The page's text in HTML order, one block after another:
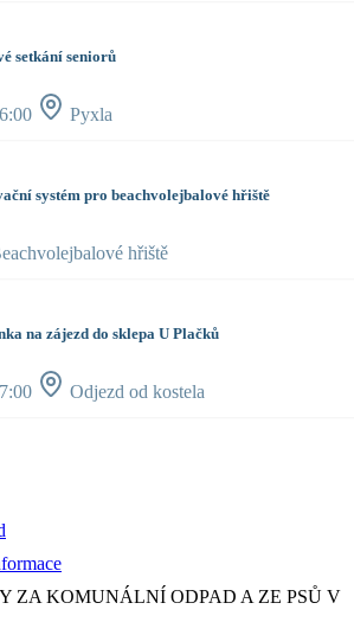
setkání seniorů
Pyxla
systém pro beachvolejbalové hřiště
hřiště
na zájezd do sklepa U Plačků
Odjezd od kostela
ZA KOMUNÁLNÍ ODPAD A ZE PSŮ V